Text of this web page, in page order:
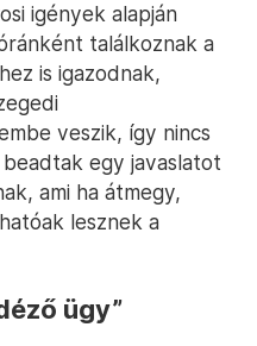
igények alapján
találkoznak a
is igazodnak,
veszik, így nincs
egy javaslatot
ami ha átmegy,
lesznek a
ügy”